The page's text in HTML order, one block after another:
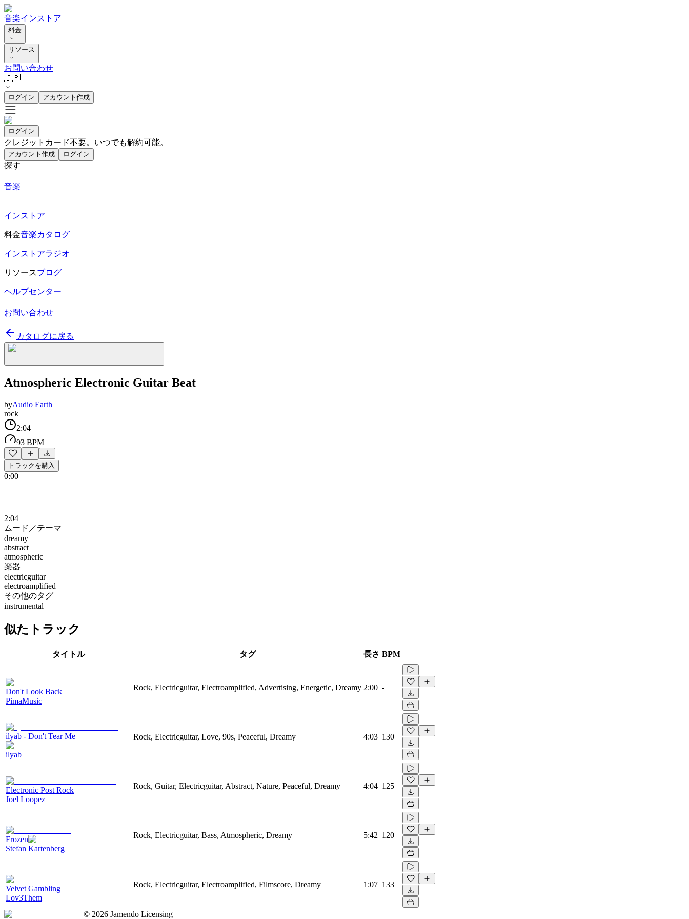
音楽インストア
料金
リソース
お問い合わせ
🇯🇵
ログイン アカウント作成
ログイン
クレジットカード不要。いつでも解約可能。
アカウント作成 ログイン
探す
音楽
インストア
料金音楽カタログ
インストアラジオ
リソースブログ
ヘルプセンター
お問い合わせ
カタログに戻る
Atmospheric Electronic Guitar Beat
byAudio Earth
rock
2:04
93 BPM
トラックを購入
0:00
2:04
ムード／テーマ
dreamy
abstract
atmospheric
楽器
electricguitar
electroamplified
その他のタグ
instrumental
似たトラック
タイトル タグ 長さ BPM
Don't Look Back
PimaMusic
Rock, Electricguitar, Electroamplified, Advertising, Energetic, Dreamy 2:00 -
ilyab - Don't Tear Me
ilyab
Rock, Electricguitar, Love, 90s, Peaceful, Dreamy 4:03 130
Electronic Post Rock
Joel Loopez
Rock, Guitar, Electricguitar, Abstract, Nature, Peaceful, Dreamy 4:04 125
Frozen
Stefan Kartenberg
Rock, Electricguitar, Bass, Atmospheric, Dreamy 5:42 120
Velvet Gambling
Lov3Them
Rock, Electricguitar, Electroamplified, Filmscore, Dreamy 1:07 133
© 2026 Jamendo Licensing